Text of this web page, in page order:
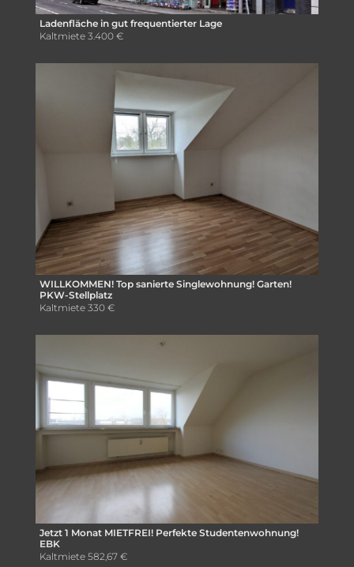
Ladenfläche in gut frequentierter Lage
Kaltmiete 3.400 €
WILLKOMMEN! Top sanierte Singlewohnung! Garten!
PKW-Stellplatz
Kaltmiete 330 €
Jetzt 1 Monat MIETFREI! Perfekte Studentenwohnung!
EBK
Kaltmiete 582,67 €